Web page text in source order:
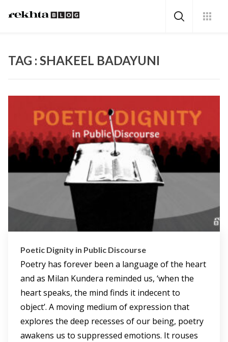
TAG : SHAKEEL BADAYUNI
Poetic Dignity in Public Discourse
Poetry has forever been a language of the heart
and as Milan Kundera reminded us, ‘when the
heart speaks, the mind finds it indecent to
object’. A moving medium of expression that
explores the deep recesses of our being, poetry
awakens us to suppressed emotions. It rouses